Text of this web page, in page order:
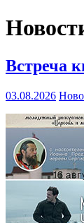
Встреча
03.08.2026